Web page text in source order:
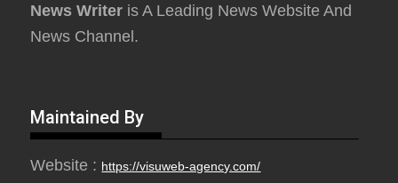
News Writer is A Leading News Website And
News Channel.
Maintained By
Website : https://visuweb-agency.com/